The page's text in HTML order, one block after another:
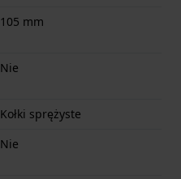
105 mm
Nie
Kołki sprężyste
Nie